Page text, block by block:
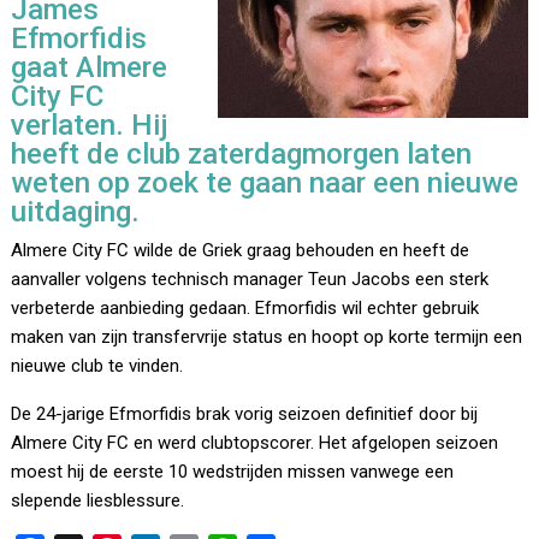
James
Efmorfidis
gaat Almere
City FC
verlaten. Hij
heeft de club zaterdagmorgen laten
weten op zoek te gaan naar een nieuwe
uitdaging.
Almere City FC wilde de Griek graag behouden en heeft de
aanvaller volgens technisch manager Teun Jacobs een sterk
verbeterde aanbieding gedaan. Efmorfidis wil echter gebruik
maken van zijn transfervrije status en hoopt op korte termijn een
nieuwe club te vinden.
De 24-jarige Efmorfidis brak vorig seizoen definitief door bij
Almere City FC en werd clubtopscorer. Het afgelopen seizoen
moest hij de eerste 10 wedstrijden missen vanwege een
slepende liesblessure.